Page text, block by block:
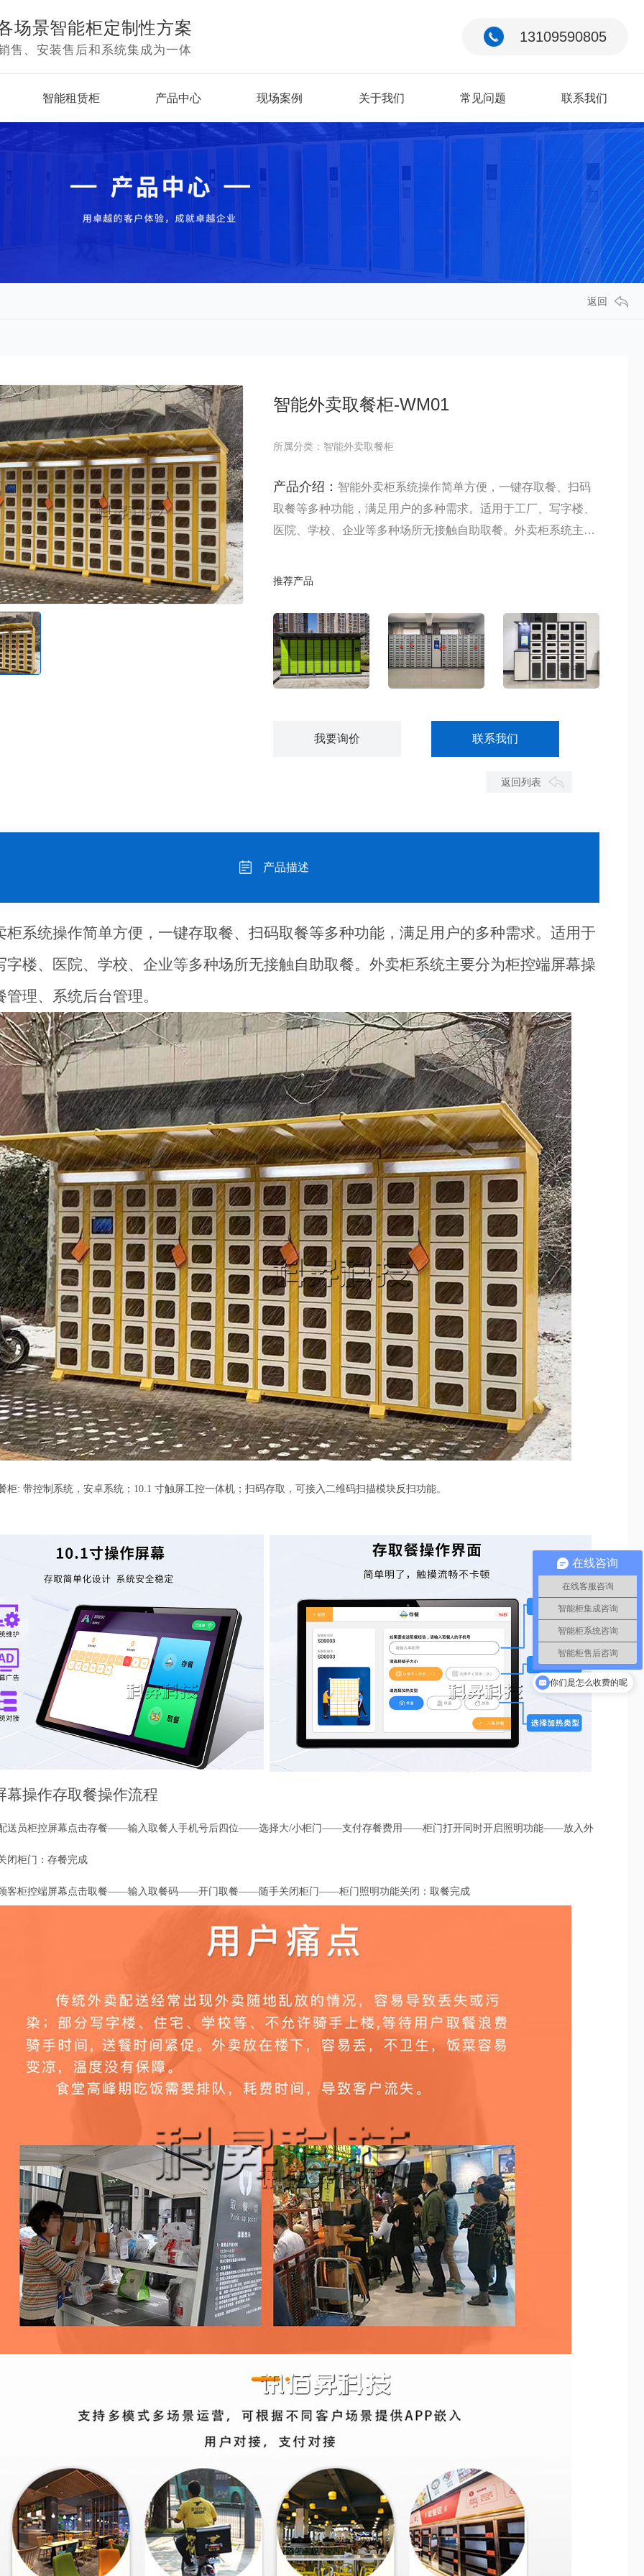
场景智能柜定制性方案
售、安装售后和系统集成为一体
13109590805
智能租赁柜 产品中心 现场案例 关于我们 常见问题 联系我们
返回
智能外卖取餐柜-WM01
所属分类：智能外卖取餐柜
产品介绍： 智能外卖柜系统操作简单方便，一键存取餐、扫码
取餐等多种功能，满足用户的多种需求。适用于工厂、写字楼、
医院、学校、企业等多种场所无接触自助取餐。外卖柜系统主要
推荐产品
我要询价 联系我们
返回列表
产品描述
柜系统操作简单方便，一键存取餐、扫码取餐等多种功能，满足用户的多种需求。适用于
字楼、医院、学校、企业等多种场所无接触自助取餐。外卖柜系统主要分为柜控端屏幕操
管理、系统后台管理。
柜: 带控制系统，安卓系统；10.1 寸触屏工控一体机；扫码存取，可接入二维码扫描模块反扫功能。
幕操作存取餐操作流程
送员柜控屏幕点击存餐——输入取餐人手机号后四位——选择大/小柜门——支付存餐费用——柜门打开同时开启照明功能——放入外
柜门：存餐完成
客柜控端屏幕点击取餐——输入取餐码——开门取餐——随手关闭柜门——柜门照明功能关闭：取餐完成
在线咨询
在线客服咨询
智能柜集成咨询
智能柜系统咨询
智能柜售后咨询
你们是怎么收费的呢
系统支持对接吗